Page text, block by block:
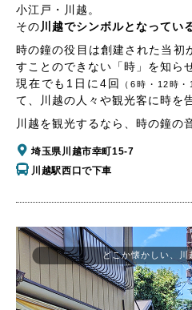
小江戸・川越。
その川越でシンボルとなってい
時の鐘の役目は創建された当初
すことのできない「時」を知ら
現在でも1日に4回
（6時・12時
て、川越の人々や観光客に時を
川越を観光するなら、時の鐘の
埼玉県川越市幸町15-7
川越駅西口で下車
どこか懐かしい、川